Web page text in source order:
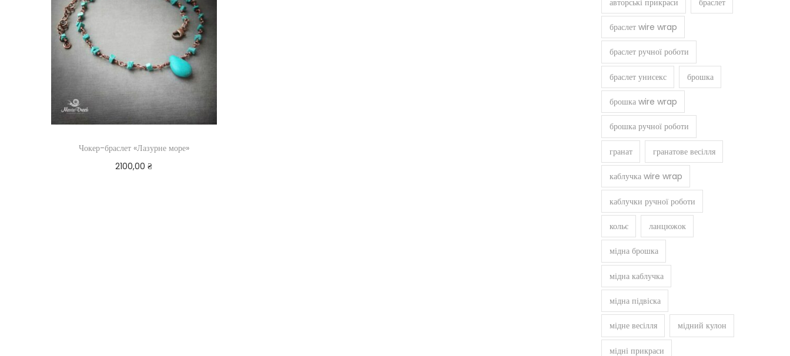
Чокер-браслет «Лазурне море»
2100,00₴
браслет wire wrap
браслет ручної роботи
браслет унисекс брошка
брошка wire wrap
брошка ручної роботи
гранат гранатове весілля
каблучка wire wrap
каблучки ручної роботи
кольє ланцюжок
мідна брошка
мідна каблучка
мідна підвіска
мідне весілля мідний кулон
мідні прикраси